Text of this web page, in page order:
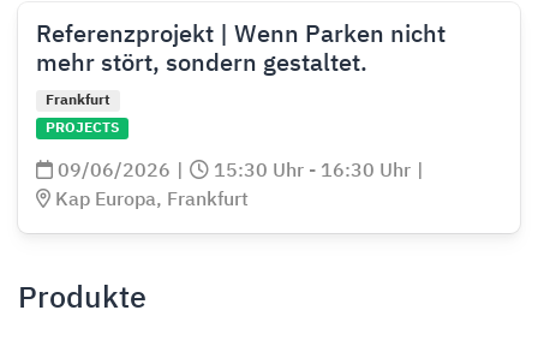
Referenzprojekt | Wenn Parken nicht
mehr stört, sondern gestaltet.
Frankfurt
PROJECTS
09/06/2026 15:30 Uhr - 16:30 Uhr
Kap Europa, Frankfurt
Produkte